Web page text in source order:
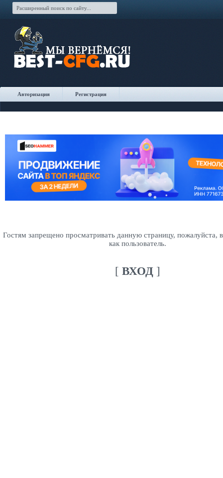
Авторизация Регистрация
Гостям запрещено просматривать данную страницу, пожалуйста,
как пользователь.
[ ВХОД]